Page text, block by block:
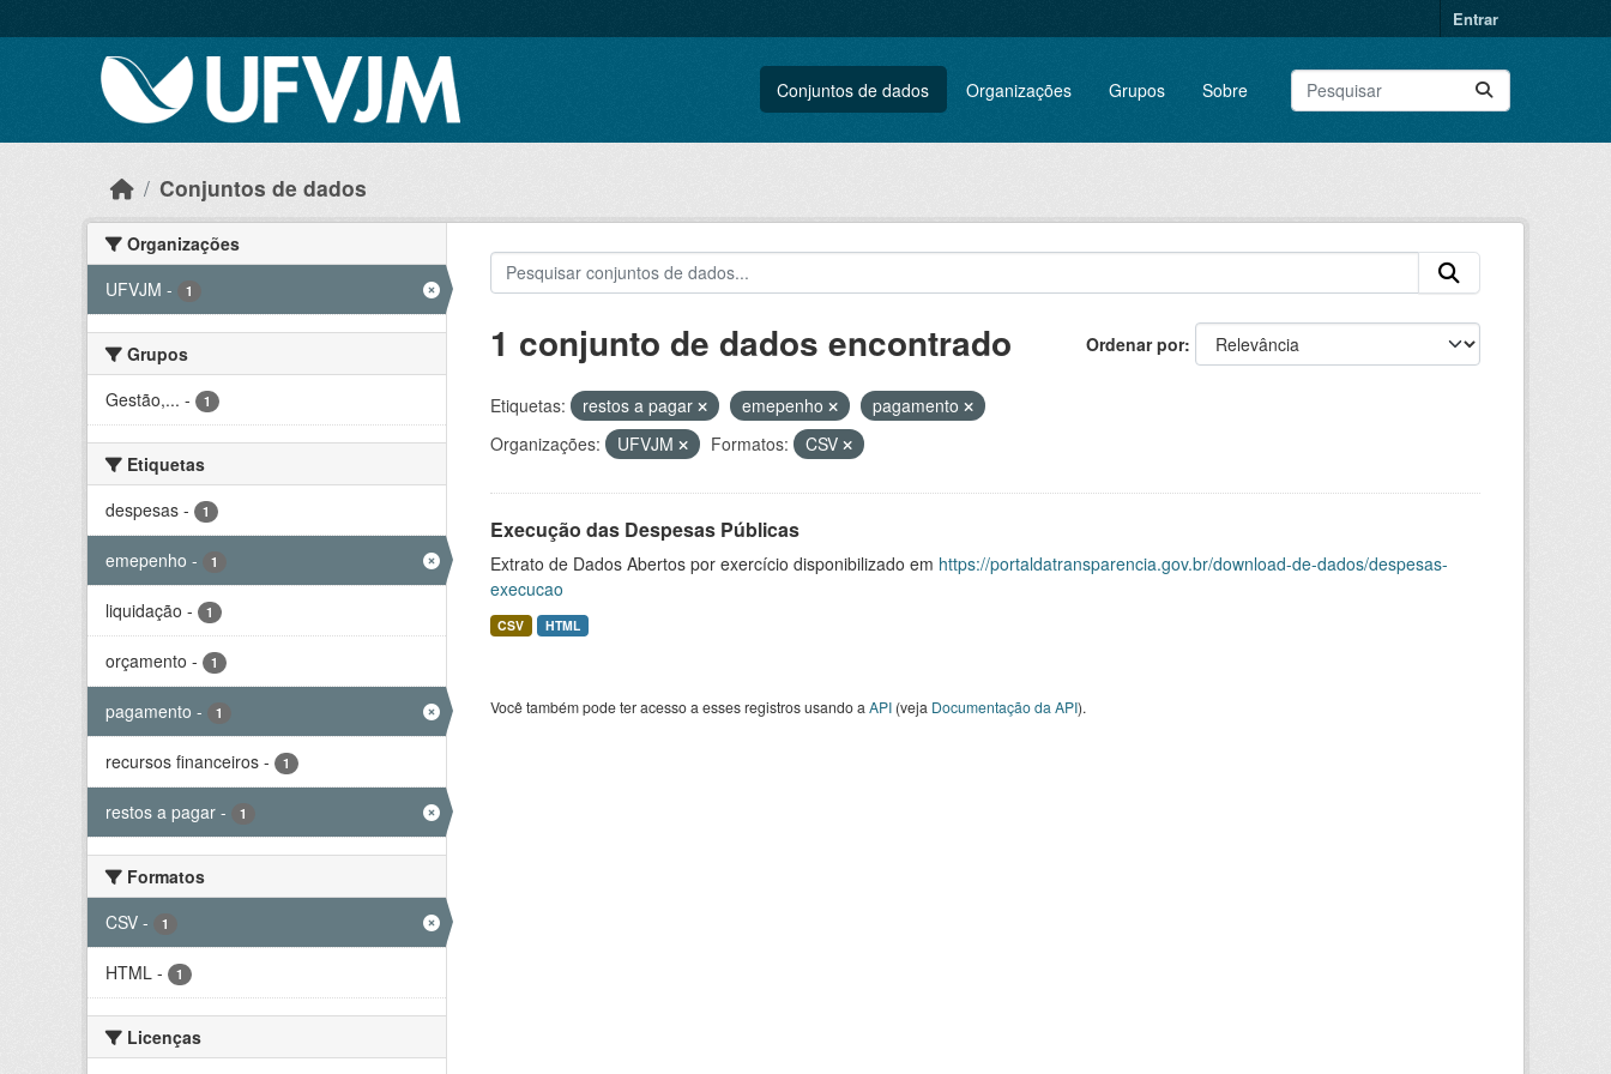
Entrar
Conjuntos de dados Organizações Grupos Sobre
Conjuntos de dados
Organizações
UFVJM - 1
Grupos
Gestão,... - 1
Etiquetas
despesas - 1
emepenho - 1
liquidação - 1
orçamento - 1
pagamento - 1
recursos financeiros - 1
restos a pagar - 1
Formatos
CSV - 1
HTML - 1
Licenças
Ordenar por
1 conjunto de dados encontrado
Etiquetas: restos a pagar emepenho
pagamento
Organizações:
UFVJM Formatos: CSV
Execução das Despesas Públicas
Extrato de Dados Abertos por exercício disponibilizado em https://portaldatransparencia.gov.br/download-de-dados/despesas-
execucao
CSV HTML
Você também pode ter acesso a esses registros usando a API(veja Documentação da API).